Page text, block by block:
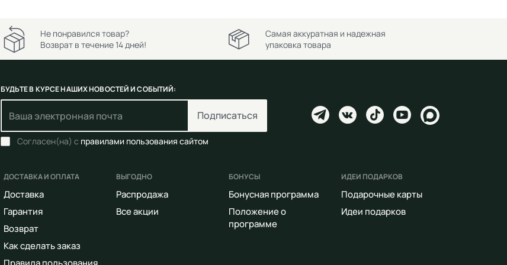
Не понравился товар?
Возврат в течение 14 дней!
Самая аккуратная и надежная
упаковка товара
БУДЬТЕ В КУРСЕ НАШИХ НОВОСТЕЙ И СОБЫТИЙ:
Подписаться
Согласен(на) с правилами пользования сайтом
ДОСТАВКА И ОПЛАТА
Доставка
Гарантия
Возврат
Как сделать заказ
ВЫГОДНО
Распродажа
Все акции
БОНУСЫ
Бонусная программа
Положение о
программе
ИДЕИ ПОДАРКОВ
Подарочные карты
Идеи подарков